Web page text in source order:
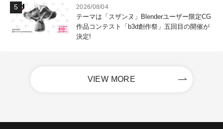
2026/08/04
テーマは「スザンヌ」Blenderユーザー限定CG
作品コンテスト「b3d創作祭」五回目の開催が
決定!
VIEW MORE